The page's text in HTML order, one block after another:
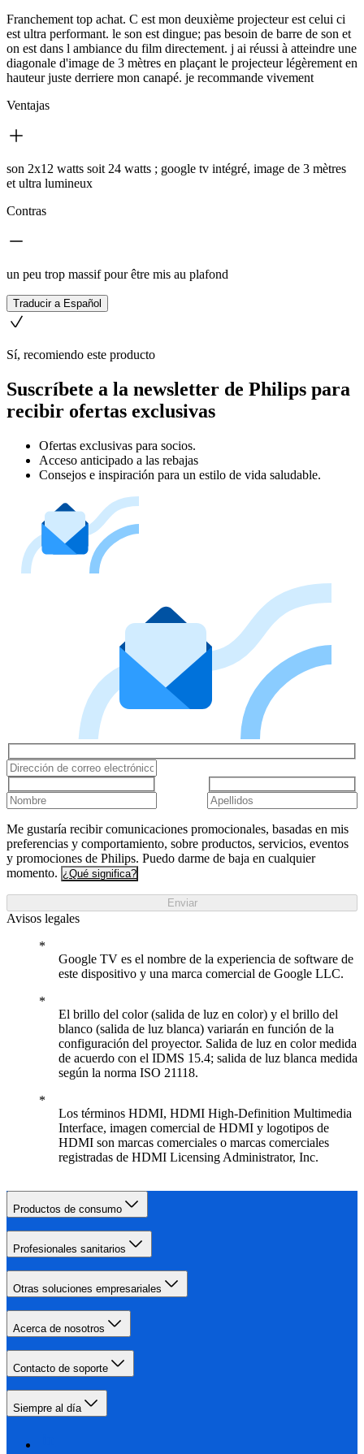
Franchement top achat. C est mon deuxième projecteur est celui ci
est ultra performant. le son est dingue; pas besoin de barre de son et
on est dans l ambiance du film directement. j ai réussi à atteindre une
diagonale d'image de 3 mètres en plaçant le projecteur légèrement en
hauteur juste derriere mon canapé. je recommande vivement
Ventajas
son 2x12 watts soit 24 watts ; google tv intégré, image de 3 mètres
et ultra lumineux
Contras
un peu trop massif pour être mis au plafond
Traducir a Español
Sí, recomiendo este producto
Suscríbete a la newsletter de Philips para
recibir ofertas exclusivas
Ofertas exclusivas para socios.
Acceso anticipado a las rebajas
Consejos e inspiración para un estilo de vida saludable.
Me gustaría recibir comunicaciones promocionales, basadas en mis
preferencias y comportamiento, sobre productos, servicios, eventos
y promociones de Philips. Puedo darme de baja en cualquier
momento. ¿Qué significa?
Enviar
Avisos legales
Google TV es el nombre de la experiencia de software de
este dispositivo y una marca comercial de Google LLC.
El brillo del color (salida de luz en color) y el brillo del
blanco (salida de luz blanca) variarán en función de la
configuración del proyector. Salida de luz en color medida
de acuerdo con el IDMS 15.4; salida de luz blanca medida
según la norma ISO 21118.
Los términos HDMI, HDMI High-Definition Multimedia
Interface, imagen comercial de HDMI y logotipos de
HDMI son marcas comerciales o marcas comerciales
registradas de HDMI Licensing Administrator, Inc.
Productos de consumo
Profesionales sanitarios
Otras soluciones empresariales
Acerca de nosotros
Contacto de soporte
Siempre al día